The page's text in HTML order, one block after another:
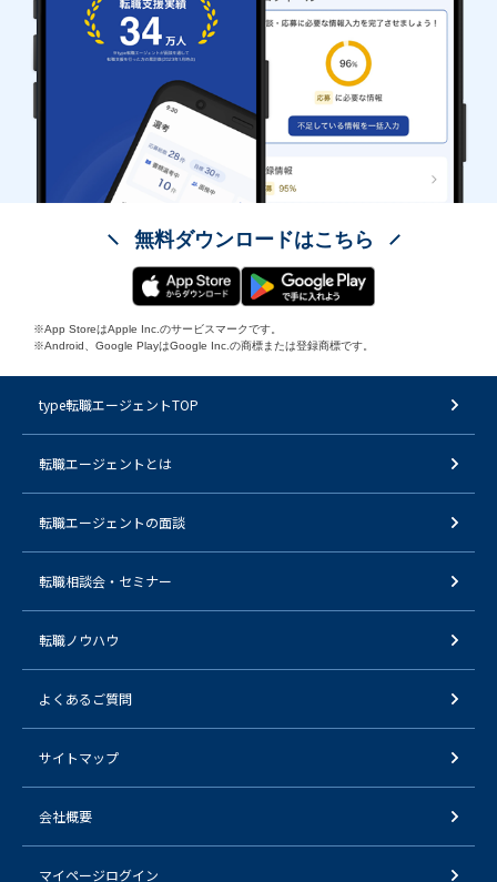
無料ダウンロードはこちら
※App StoreはApple Inc.のサービスマークです。
※Android、Google PlayはGoogle Inc.の商標または登録商標です。
type転職エージェントTOP
転職エージェントとは
転職エージェントの面談
転職相談会・セミナー
転職ノウハウ
よくあるご質問
サイトマップ
会社概要
マイページログイン